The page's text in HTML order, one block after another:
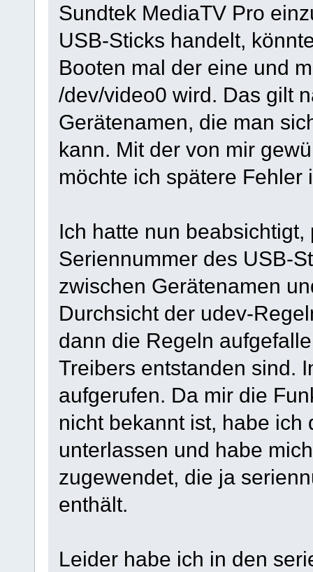
Sundtek MediaTV Pro
USB-Sticks handelt,
Booten mal der eine und
/dev/video0 wird. Das gilt
Gerätenamen, die man
kann. Mit der von mir
möchte ich spätere Fehler
Ich hatte nun
Seriennummer des USB-
zwischen Gerätenamen
Durchsicht der udev-
dann die Regeln
Treibers entstanden sind.
aufgerufen. Da mir die
nicht bekannt ist, habe
unterlassen und habe
zugewendet, die ja
enthält.
Leider habe ich in den